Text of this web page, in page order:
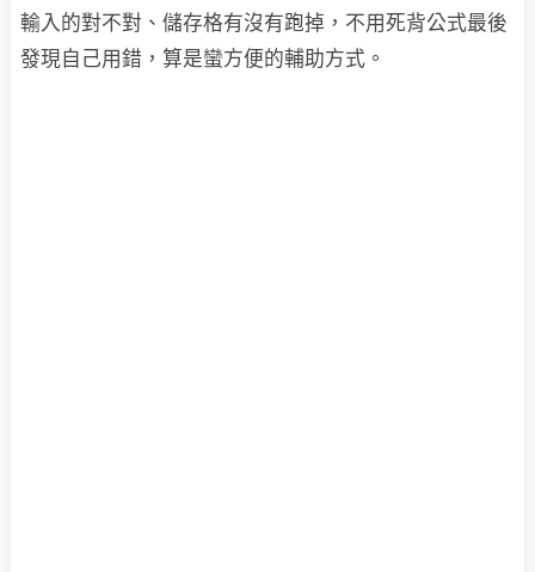
輸入的對不對、儲存格有沒有跑掉，不用死背公式最後
發現自己用錯，算是蠻方便的輔助方式。